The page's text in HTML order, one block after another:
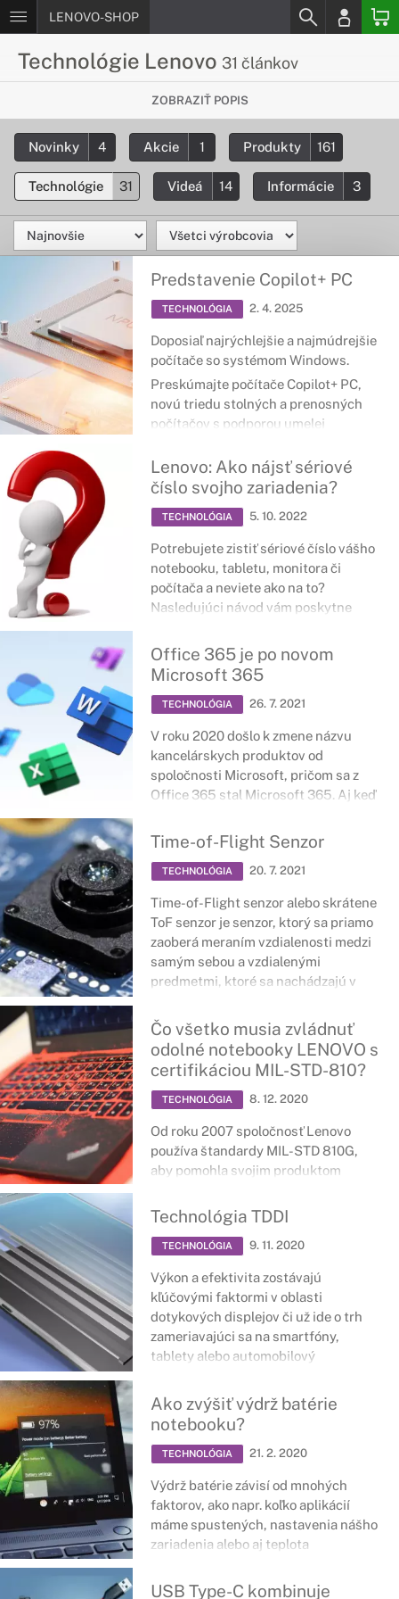
LENOVO-SHOP
Technológie Lenovo 31 článkov
Chceš vedieť viac o inovatívnych
Lenovo technológiach?
Podrobné informácie o moderných technológiach, ktoré sú
použíte v produktoch od spoločnosti Lenovo.
ZOBRAZIŤ POPIS
Novinky 4 Akcie 1 Produkty 161
Technológie 31 Videá 14 Informácie 3
Predstavenie Copilot+ PC
TECHNOLÓGIA 2. 4. 2025
Doposiaľ najrýchlejšie a najmúdrejšie
počítače so systémom Windows.
Preskúmajte počítače Copilot+ PC,
novú triedu stolných a prenosných
počítačov s podporou umelej
Lenovo: Ako nájsť sériové
číslo svojho zariadenia?
TECHNOLÓGIA 5. 10. 2022
Potrebujete zistiť sériové číslo vášho
notebooku, tabletu, monitora či
počítača a neviete ako na to?
Nasledujúci návod vám poskytne
zariadení.
Office 365 je po novom
Microsoft 365
TECHNOLÓGIA 26. 7. 2021
V roku 2020 došlo k zmene názvu
kancelárskych produktov od
spoločnosti Microsoft, pričom sa z
Office 365 stal Microsoft 365. Aj keď
predplatné balíky zostávajú stále
Time-of-Flight Senzor
TECHNOLÓGIA 20. 7. 2021
Time-of-Flight senzor alebo skrátene
ToF senzor je senzor, ktorý sa priamo
zaoberá meraním vzdialenosti medzi
samým sebou a vzdialenými
predmetmi, ktoré sa nachádzajú v
Čo všetko musia zvládnuť
odolné notebooky LENOVO s
certifikáciou MIL-STD-810?
TECHNOLÓGIA 8. 12. 2020
Od roku 2007 spoločnosť Lenovo
používa štandardy MIL-STD 810G,
aby pomohla svojim produktom
hodnotou a trvanlivosťou hneď po
vybalení z krabice.
Technológia TDDI
TECHNOLÓGIA 9. 11. 2020
Výkon a efektivita zostávajú
kľúčovými faktormi v oblasti
dotykových displejov či už ide o trh
zameriavajúci sa na smartfóny,
tablety alebo automobilový
technológii TDDI od spoločnosti
Synaptics, v ktorej sú podkladový
ovládač displeja a dotykový senzor
spojené, môžu mať displeje zariadení
priamo do jednej z mnohých vrstiev
bunky dotykovej obrazovky,
poprípade až do niekoľkých vrstiev.
Ako zvýšiť výdrž batérie
notebooku?
TECHNOLÓGIA 21. 2. 2020
Výdrž batérie závisí od mnohých
faktorov, ako napr. koľko aplikácií
máme spustených, nastavenia nášho
zariadenia alebo aj teplota
Dobrá správa je, že tieto faktory
USB Type-C kombinuje